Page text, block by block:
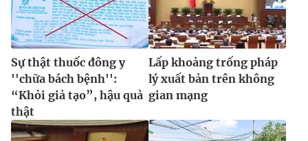
Sự thật thuốc đông y
''chữa bách bệnh'':
“Khỏi giả tạo”, hậu quả
thật
Lấp khoảng trống pháp
lý xuất bản trên không
gian mạng